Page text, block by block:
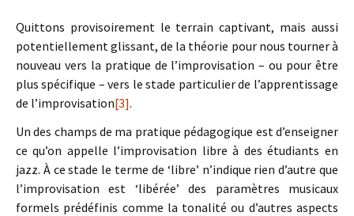
Quittons provisoirement le terrain captivant, mais aussi
potentiellement glissant, de la théorie pour nous tourner à
nouveau vers la pratique de l’improvisation – ou pour être
plus spécifique – vers le stade particulier de l’apprentissage
de l’improvisation[3].
Un des champs de ma pratique pédagogique est d’enseigner
ce qu’on appelle l’improvisation libre à des étudiants en
jazz. À ce stade le terme de ‘libre’ n’indique rien d’autre que
l’improvisation est ‘libérée’ des paramètres musicaux
formels prédéfinis comme la tonalité ou d’autres aspects